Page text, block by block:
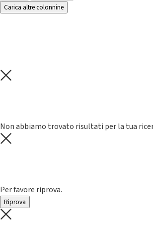
Carica altre colonnine
Non abbiamo trovato risultati per la tua
Per favore riprova.
Riprova